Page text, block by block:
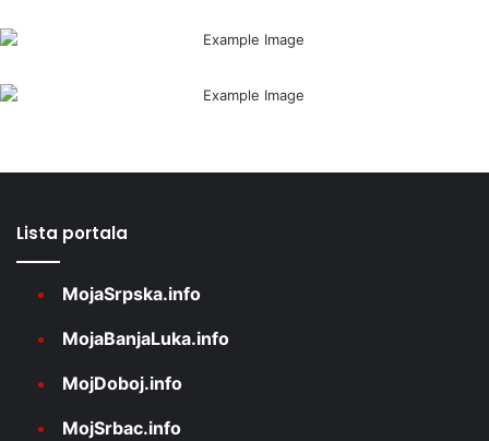
Lista portala
MojaSrpska.info
MojaBanjaLuka.info
MojDoboj.info
MojSrbac.info